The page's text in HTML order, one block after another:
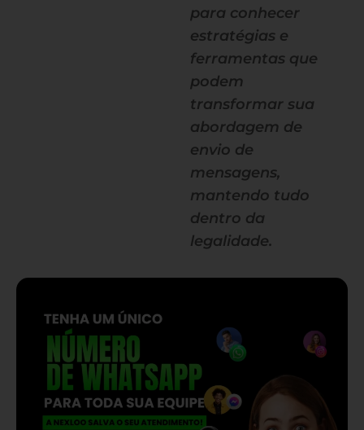
para conhecer
estratégias e
ferramentas que
podem
transformar sua
abordagem de
envio de
mensagens,
mantendo tudo
dentro da
legalidade.